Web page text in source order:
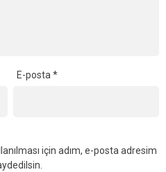
E-posta*
için adım, e-posta adresim